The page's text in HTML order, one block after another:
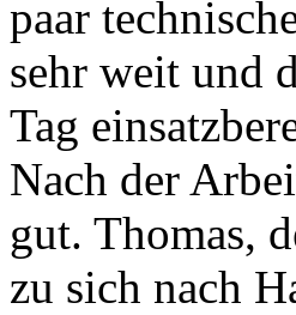
paar
sehr weit und
Tag
Nach der
gut. Thomas,
zu sich nach